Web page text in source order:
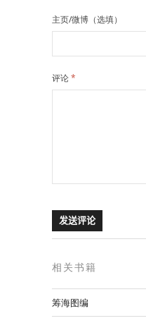
主页/微博（选填）
评论*
相关书籍
筹海图编